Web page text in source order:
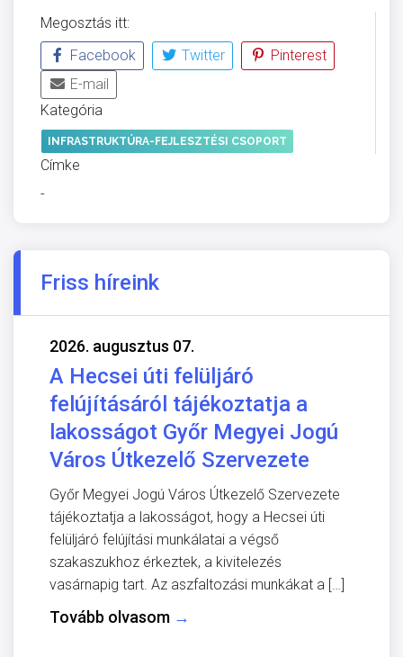
Megosztás itt:
Facebook
Twitter
Pinterest
E-mail
Kategória
INFRASTRUKTÚRA-FEJLESZTÉSI CSOPORT
Címke
-
Friss híreink
2026. augusztus 07.
A Hecsei úti felüljáró
felújításáról tájékoztatja a
lakosságot Győr Megyei Jogú
Város Útkezelő Szervezete
Győr Megyei Jogú Város Útkezelő Szervezete
tájékoztatja a lakosságot, hogy a Hecsei úti
felüljáró felújítási munkálatai a végső
szakaszukhoz érkeztek, a kivitelezés
vasárnapig tart. Az aszfaltozási munkákat a […]
Tovább olvasom →